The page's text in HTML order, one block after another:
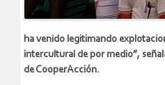
ha venido legitimando
intercultural de por medio”,
de CooperAcción.